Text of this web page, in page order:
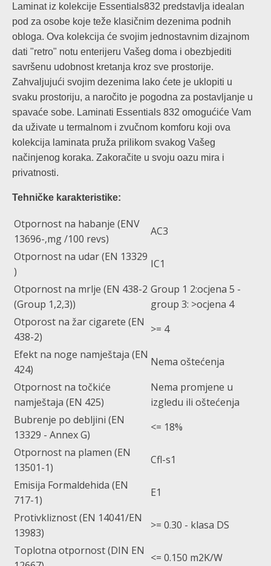
Laminat iz kolekcije Essentials832 predstavlja idealan
pod za osobe koje teže klasičnim dezenima podnih
obloga. Ova kolekcija će svojim jednostavnim dizajnom
dati "retro" notu enterijeru Vašeg doma i obezbjediti
savršenu udobnost kretanja kroz sve prostorije.
Zahvaljujući svojim dezenima lako ćete je uklopiti u
svaku prostoriju, a naročito je pogodna za postavljanje u
spavaće sobe. Laminati Essentials 832 omogućiće Vam
da uživate u termalnom i zvučnom komforu koji ova
kolekcija laminata pruža prilikom svakog Vašeg
načinjenog koraka. Zakoračite u svoju oazu mira i
privatnosti.
Tehničke karakteristike:
Otpornost na habanje (ENV
13696-‚mg /100 revs)
AC3
Otpornost na udar (EN 13329
)
IC1
Otpornost na mrlje (EN 438-2
(Group 1,2,3))
Group 1 2:ocjena 5 -
group 3: >ocjena 4
Otporost na žar cigarete (EN
438-2)
>= 4
Efekt na noge namještaja (EN
424)
Nema oštećenja
Otpornost na točkiće
namještaja (EN 425)
Nema promjene u
izgledu ili oštećenja
Bubrenje po debljini (EN
13329 - Annex G)
<= 18%
Otpornost na plamen (EN
13501-1)
Cfl-s1
Emisija Formaldehida (EN
717-1)
E1
Protivkliznost (EN 14041/EN
13983)
>= 0.30 - klasa DS
Toplotna otpornost (DIN EN
<= 0.150 m2K/W